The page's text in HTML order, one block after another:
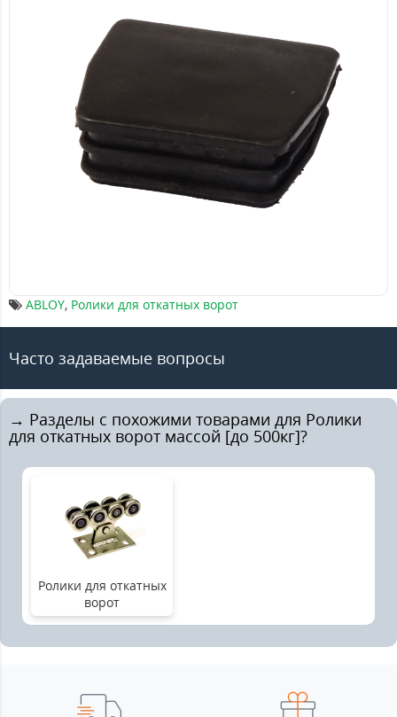
ABLOY, Ролики для откатных ворот
Часто задаваемые вопросы
→ Разделы с похожими товарами для Ролики
для откатных ворот массой [до 500кг]?
Ролики для откатных
ворот